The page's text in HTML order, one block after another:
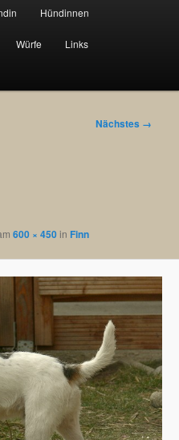
Hündinnen
Würfe Links
Nächstes →
600 × 450in Finn